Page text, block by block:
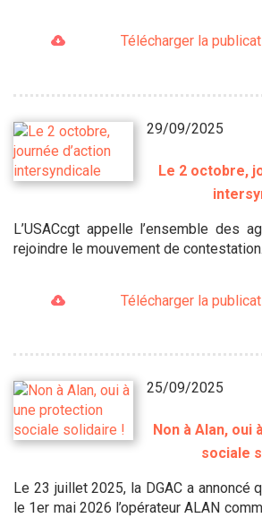
Télécharger la
29/09/2025
Le 2 octobre,
L’USACcgt appelle l’ensemble des
rejoindre le mouvement de contestation.
Télécharger la
25/09/2025
Non à Alan,
sociale
Le 23 juillet 2025, la DGAC a annoncé
le 1er mai 2026 l’opérateur ALAN